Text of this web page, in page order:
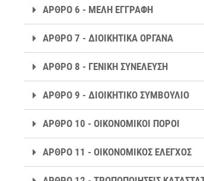
ΑΡΘΡΟ 6 - ΜΕΛΗ ΕΓΓΡΑΦΗ
ΑΡΘΡΟ 7 - ΔΙΟΙΚΗΤΙΚΑ ΟΡΓΑΝΑ
ΑΡΘΡΟ 8 - ΓΕΝΙΚΗ ΣΥΝΕΛΕΥΣΗ
ΑΡΘΡΟ 9 - ΔΙΟΙΚΗΤΙΚΟ ΣΥΜΒΟΥΛΙΟ
ΑΡΘΡΟ 10 - ΟΙΚΟΝΟΜΙΚΟΙ ΠΟΡΟΙ
ΑΡΘΡΟ 11 - ΟΙΚΟΝΟΜΙΚΟΣ ΕΛΕΓΧΟΣ